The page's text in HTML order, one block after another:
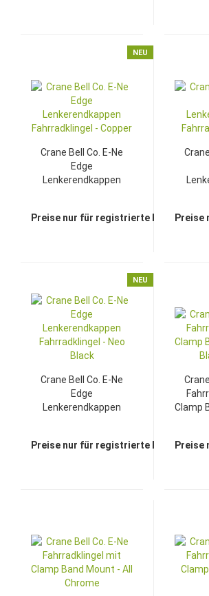
NEU
Crane Bell Co. E-Ne
Edge
Lenkerendkappen
Preise nur für registrierte HändlerPreise
NEU
Crane Bell Co. E-Ne
Edge
Lenkerendkappen
Preise nur für registrierte Händler
Clamp
Preise